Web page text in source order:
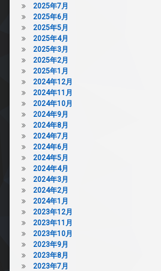
2025年7月
2025年6月
2025年5月
2025年4月
2025年3月
2025年2月
2025年1月
2024年12月
2024年11月
2024年10月
2024年9月
2024年8月
2024年7月
2024年6月
2024年5月
2024年4月
2024年3月
2024年2月
2024年1月
2023年12月
2023年11月
2023年10月
2023年9月
2023年8月
2023年7月